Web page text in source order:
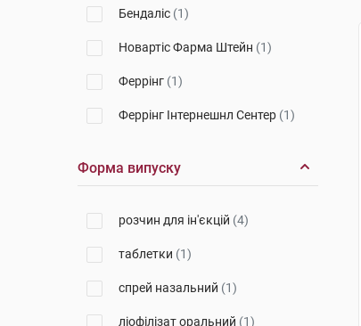
Бендаліс (1)
Новартіс Фарма Штейн (1)
Феррінг (1)
Феррінг Інтернешнл Сентер (1)
Форма випуску
розчин для ін'єкцій (4)
таблетки (1)
спрей назальний (1)
ліофілізат оральний (1)